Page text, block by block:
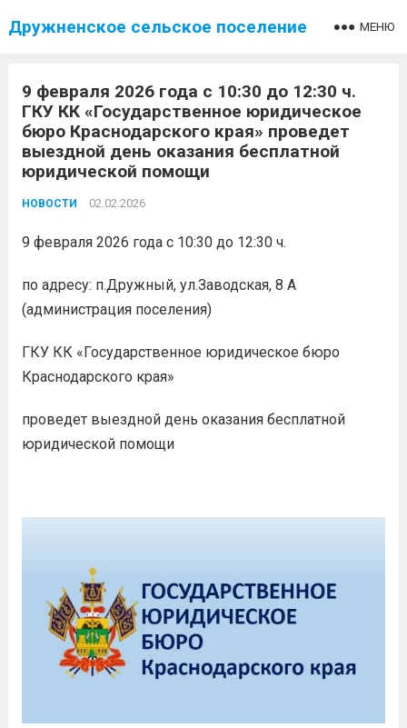
Дружненское сельское поселение МЕНЮ
9 февраля 2026 года с 10:30 до 12:30 ч.
ГКУ КК «Государственное юридическое
бюро Краснодарского края» проведет
выездной день оказания бесплатной
юридической помощи
НОВОСТИ 02.02.2026
9 февраля 2026 года с 10:30 до 12:30 ч.
по адресу: п.Дружный, ул.Заводская, 8 А
(администрация поселения)
ГКУ КК «Государственное юридическое бюро
Краснодарского края»
проведет выездной день оказания бесплатной
юридической помощи